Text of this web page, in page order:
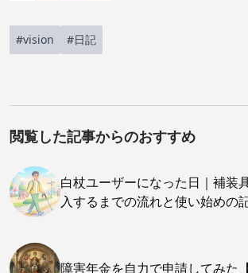
#vision #日記
閲覧した記事からのおすすめ
白杖ユーザーになった日｜補装
入するまでの流れと使い始めの
障害年金を自力で申請してみた